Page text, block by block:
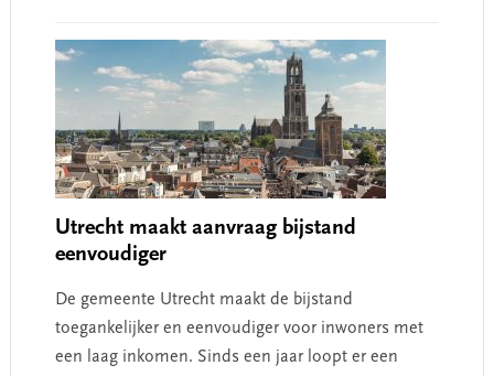
Utrecht maakt aanvraag bijstand
eenvoudiger
De gemeente Utrecht maakt de bijstand
toegankelijker en eenvoudiger voor inwoners met
een laag inkomen. Sinds een jaar loopt er een